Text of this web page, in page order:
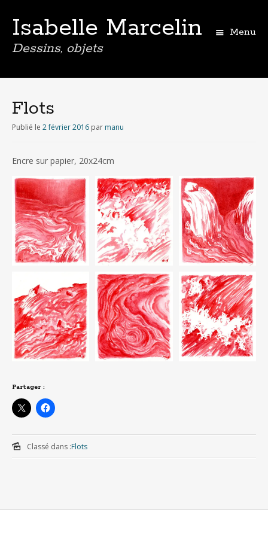
Isabelle Marcelin
Dessins, objets
Menu
principal
Flots
Publié le 2 février 2016 par manu
Encre sur papier, 20x24cm
Partager :
Classé dans :Flots